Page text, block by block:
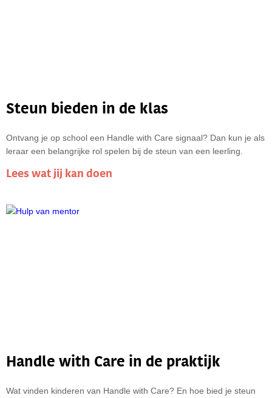
Steun bieden in de klas
Ontvang je op school een Handle with Care signaal? Dan kun je als
leraar een belangrijke rol spelen bij de steun van een leerling.
Lees wat jij kan doen
Handle with Care in de praktijk
Wat vinden kinderen van Handle with Care? En hoe bied je steun